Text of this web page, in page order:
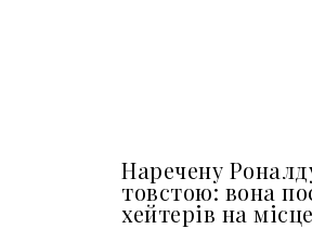
Наречену
товстою: вона
хейтерів на місце